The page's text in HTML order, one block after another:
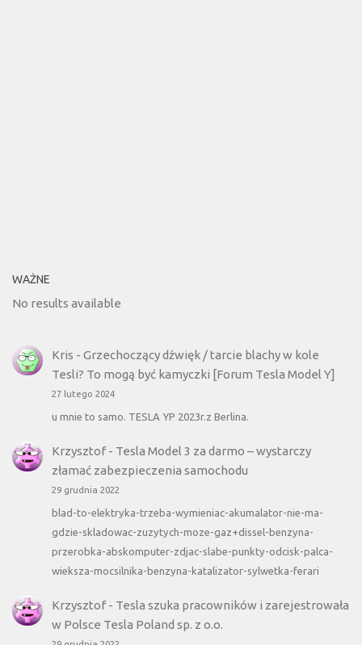
WAŻNE
No results available
Kris - Grzechoczący dźwięk / tarcie blachy w kole
Tesli? To mogą być kamyczki [Forum Tesla Model Y]
27 lutego 2024
u mnie to samo. TESLA YP 2023r.z Berlina.
Krzysztof- Tesla Model 3 za darmo – wystarczy
złamać zabezpieczenia samochodu
29 grudnia 2022
blad-to-elektryka-trzeba-wymieniac-akumalator-nie-ma-
gdzie-skladowac-zuzytych-moze-gaz+dissel-benzyna-
przerobka-abskomputer-zdjac-slabe-punkty-odcisk-palca-
wieksza-mocsilnika-benzyna-katalizator-sylwetka-ferari
Krzysztof- Tesla szuka pracowników i zarejestrowała
w Polsce Tesla Poland sp. z o.o.